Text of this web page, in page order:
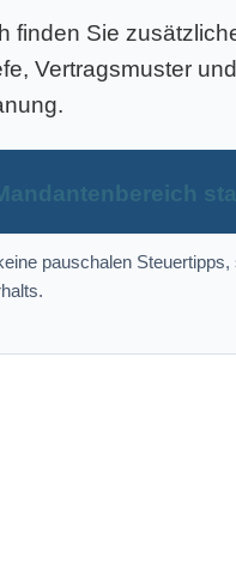
finden Sie
Vertragsmuster
pauschalen